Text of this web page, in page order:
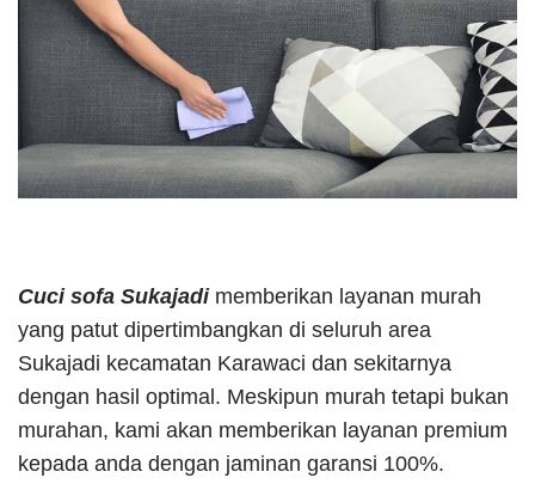
Cuci sofa Sukajadimemberikan layanan murah
yang patut dipertimbangkan di seluruh area
Sukajadi kecamatan Karawaci dan sekitarnya
dengan hasil optimal. Meskipun murah tetapi bukan
murahan, kami akan memberikan layanan premium
kepada anda dengan jaminan garansi 100%.